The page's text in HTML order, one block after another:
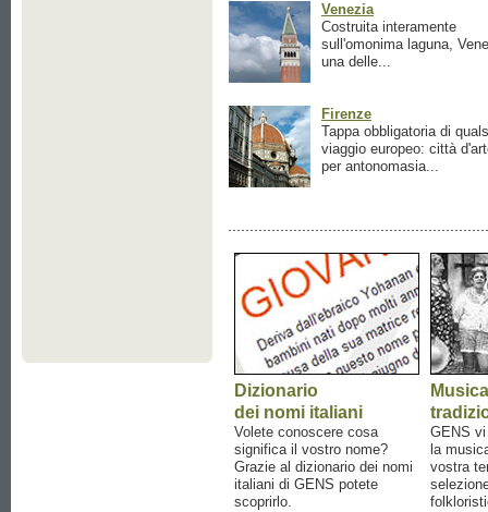
Venezia
Costruita interamente
sull'omonima laguna,
una delle...
Firenze
Tappa obbligatoria di
viaggio europeo: città
per antonomasia...
Dizionario
dei nomi italiani
Volete conoscere cosa
significa il vostro nome?
Grazie al dizionario dei nomi
italiani di GENS potete
scoprirlo.
Musica
GENS
la
vostra